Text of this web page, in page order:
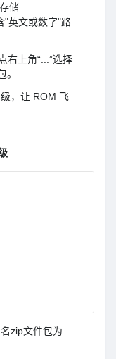
储
"英文或数字"路
右上角“...”选择
。
，让 ROM 飞
zip文件包为